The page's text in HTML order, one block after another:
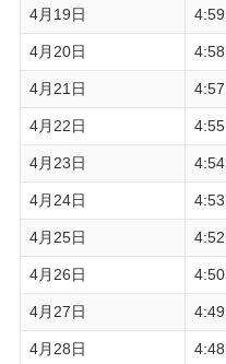
4月19日 4:59
4月20日 4:58
4月21日 4:57
4月22日 4:55
4月23日 4:54
4月24日 4:53
4月25日 4:52
4月26日 4:50
4月27日 4:49
4月28日 4:48